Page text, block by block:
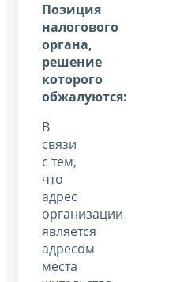
Позиция
налогового
органа,
решение
которого
обжалуются:
В
связи
с тем,
что
адрес
организации
является
адресом
места